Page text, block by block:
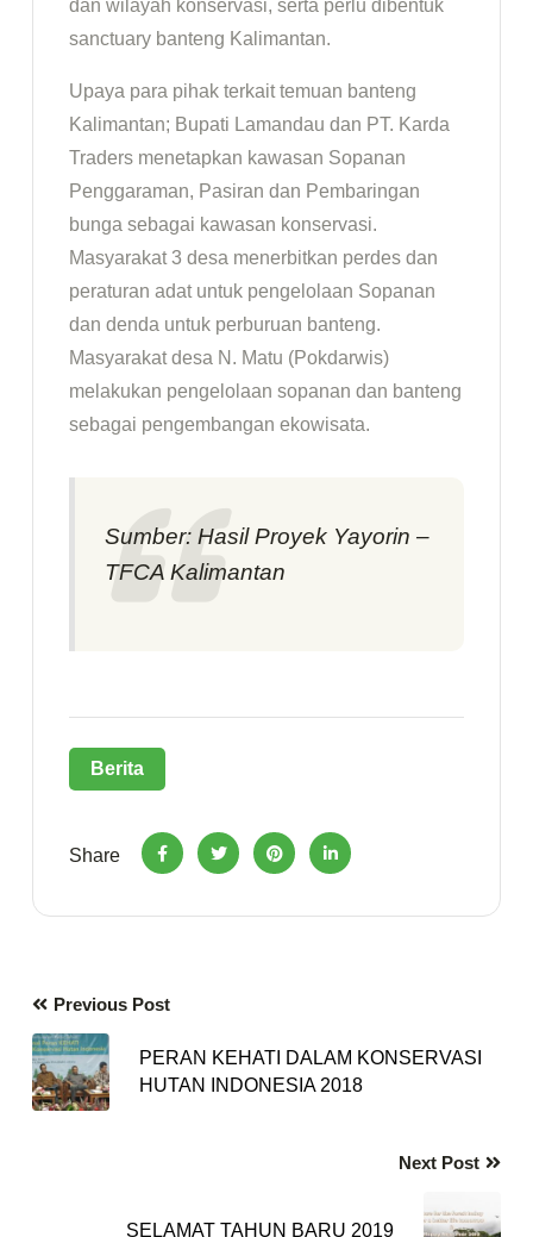
dan wilayah konservasi, serta perlu dibentuk
sanctuary banteng Kalimantan.
Upaya para pihak terkait temuan banteng
Kalimantan; Bupati Lamandau dan PT. Karda
Traders menetapkan kawasan Sopanan
Penggaraman, Pasiran dan Pembaringan
bunga sebagai kawasan konservasi.
Masyarakat 3 desa menerbitkan perdes dan
peraturan adat untuk pengelolaan Sopanan
dan denda untuk perburuan banteng.
Masyarakat desa N. Matu (Pokdarwis)
melakukan pengelolaan sopanan dan banteng
sebagai pengembangan ekowisata.
Sumber: Hasil Proyek Yayorin –
TFCA Kalimantan
Berita
Share
Previous Post
PERAN KEHATI DALAM KONSERVASI
HUTAN INDONESIA 2018
Next Post
SELAMAT TAHUN BARU 2019